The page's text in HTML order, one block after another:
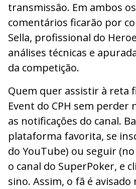
transmissão. Em ambos
comentários ficarão por
Sella, profissional do
análises técnicas e
da competição.
Quem quer assistir à reta
Event do CPH sem perder
as notificações do canal.
plataforma favorita, se
do YouTube) ou seguir
o canal do SuperPoker, e
sino. Assim, o fã é